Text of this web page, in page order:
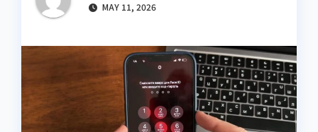
MAY 11, 2026